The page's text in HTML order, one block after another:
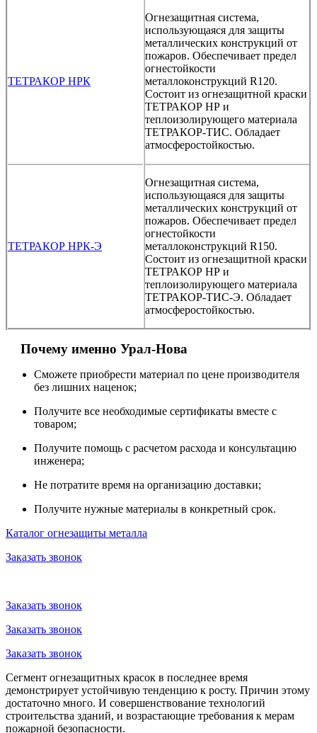
ТЕТРАКОР НРК
Огнезащитная система,
использующаяся для защиты
металлических конструкций от
пожаров. Обеспечивает предел
огнестойкости
металлоконструкций R120.
Состоит из огнезащитной краски
ТЕТРАКОР НР и
теплоизолирующего материала
ТЕТРАКОР-ТИС. Обладает
атмосферостойкостью.
ТЕТРАКОР НРК-Э
Огнезащитная система,
использующаяся для защиты
металлических конструкций от
пожаров. Обеспечивает предел
огнестойкости
металлоконструкций R150.
Состоит из огнезащитной краски
ТЕТРАКОР НР и
теплоизолирующего материала
ТЕТРАКОР-ТИС-Э. Обладает
атмосферостойкостью.
Почему именно Урал-Нова
Сможете приобрести материал по цене производителя
без лишних наценок;
Получите все необходимые сертификаты вместе с
товаром;
Получите помощь с расчетом расхода и консультацию
инженера;
Не потратите время на организацию доставки;
Получите нужные материалы в конкретный срок.
Каталог огнезащиты металла
Заказать звонок
Заказать звонок
Заказать звонок
Заказать звонок
Сегмент огнезащитных красок в последнее время
демонстрирует устойчивую тенденцию к росту. Причин этому
достаточно много. И совершенствование технологий
строительства зданий, и возрастающие требования к мерам
пожарной безопасности.